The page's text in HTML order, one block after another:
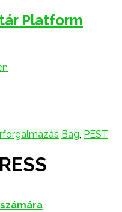
Platform
Bag, PEST